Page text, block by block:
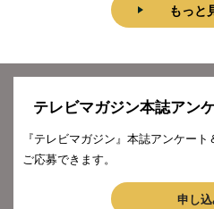
もっと
テレビマガジン本誌アン
『テレビマガジン』本誌アンケー
ご応募できます。
申し